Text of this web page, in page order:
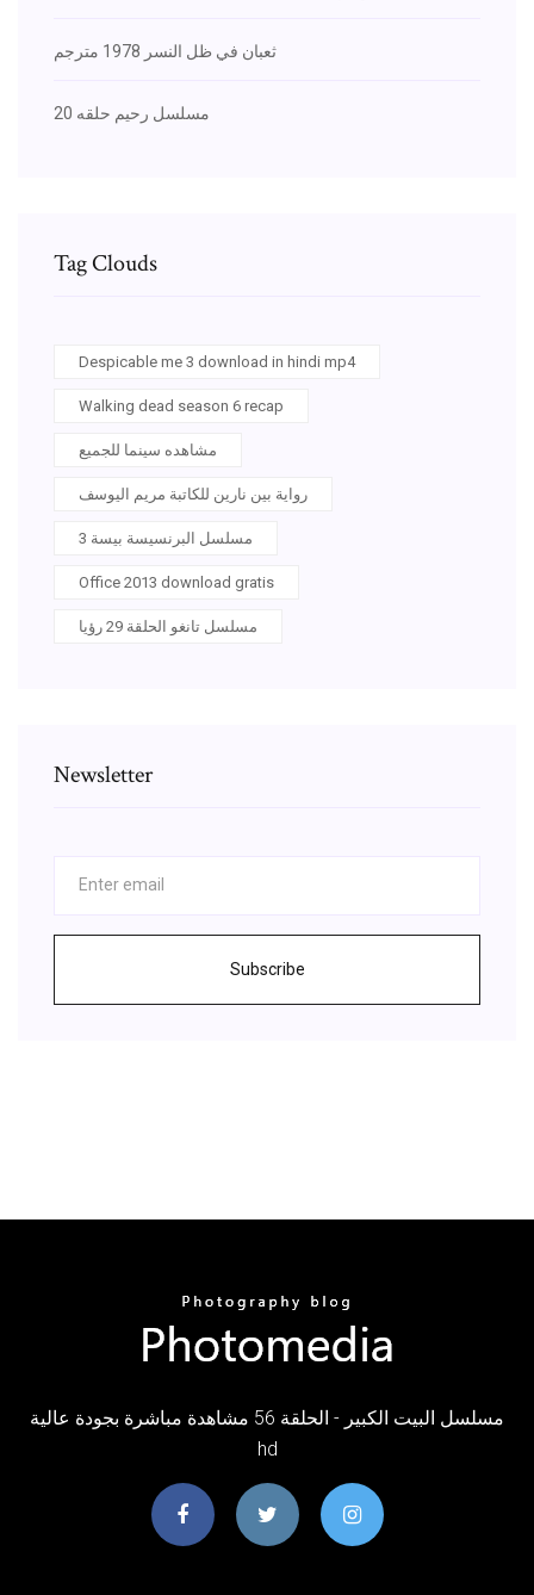
ثعبان في ظل النسر 1978 مترجم
مسلسل رحيم حلقه 20
Tag Clouds
Despicable me 3 download in hindi mp4
Walking dead season 6 recap
مشاهده سينما للجميع
رواية بين نارين للكاتبة مريم اليوسف
مسلسل البرنسيسة بيسة 3
Office 2013 download gratis
مسلسل تانغو الحلقة 29 رؤيا
Newsletter
Subscribe
مسلسل البيت الكبير - الحلقة 56 مشاهدة مباشرة بجودة عالية
hd